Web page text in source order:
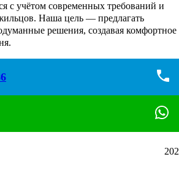
с учётом современных требований и
Наша цель — предлагать
решения, создавая комфортное